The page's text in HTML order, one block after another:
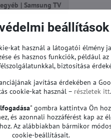
| Samsung TV
beállítások
kat használ a látogatói élmény
és hasznos funkciók, például
biztosítása
javítása érdekében a
cookie-kat használ – részletek itt.
" gombra kattintva Ön
és azonnali hozzáférést kap az
Az alábbiakban bármikor
cookie-beállításait.